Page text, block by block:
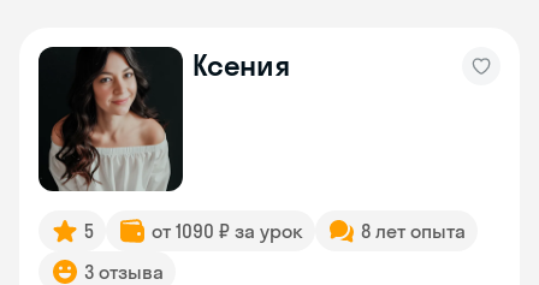
Ксения
5 от 1090 ₽ за урок
8 лет опыта
3 отзыва